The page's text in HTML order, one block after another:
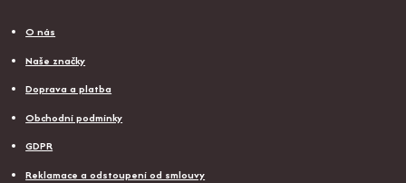
O nás
Naše značky
Doprava a platba
Obchodní podmínky
GDPR
Reklamace a odstoupení od smlouvy